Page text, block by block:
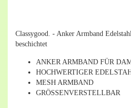
Classygood. - Anker Armband
beschichtet
ANKER ARMBAND FÜR
HOCHWERTIGER
MESH ARMBAND
GRÖSSENVERSTELLBAR